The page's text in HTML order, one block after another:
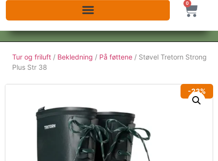
0
Tur og friluft / Bekledning / På føttene / Støvel Tretorn Strong
Plus Str 38
-23%